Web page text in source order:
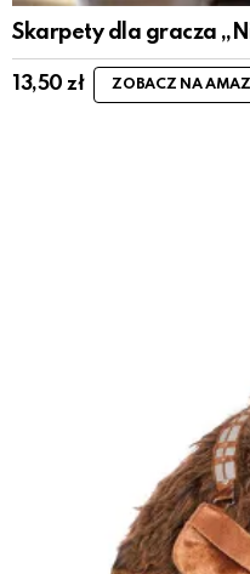
Skarpety dla gracza
13,50zł ZOBACZ NA